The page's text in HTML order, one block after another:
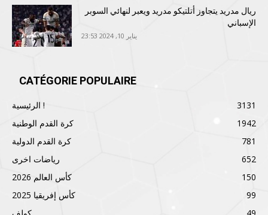
ريال مدريد يتجاوز أتلتيكو مدريد ويعبر لنهائي السوبر
الإسباني
يناير 10, 2024 23:53
CATÉGORIE POPULAIRE
الرئيسية !
3131
كرة القدم الوطنية
1942
كرة القدم الدولية
781
رياضات اخرى
652
كأس العالم 2026
150
كأس إفريقيا 2025
99